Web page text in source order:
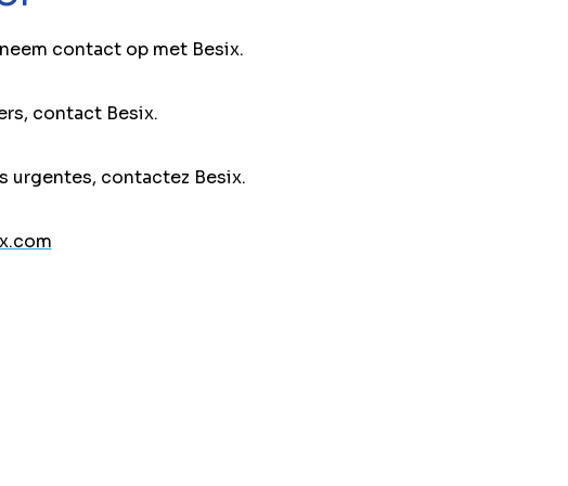
contact op met Besix.
contact Besix.
urgentes, contactez Besix.